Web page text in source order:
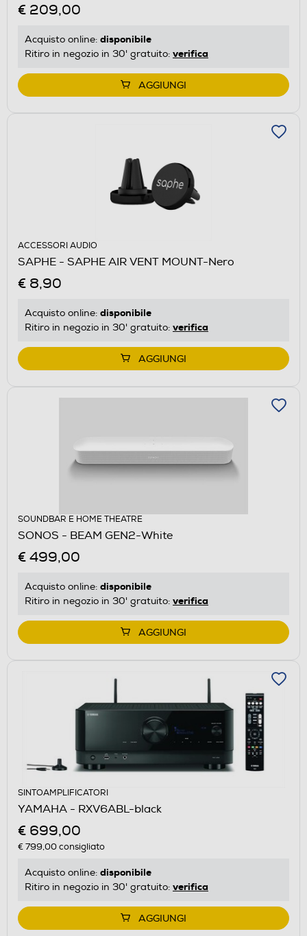
€ 209,00
Acquisto online: disponibile
Ritiro in negozio in 30' gratuito: verifica
AGGIUNGI
ACCESSORI AUDIO
SAPHE - SAPHE AIR VENT MOUNT-Nero
€ 8,90
Acquisto online: disponibile
Ritiro in negozio in 30' gratuito: verifica
AGGIUNGI
SOUNDBAR E HOME THEATRE
SONOS - BEAM GEN2-White
€ 499,00
Acquisto online: disponibile
Ritiro in negozio in 30' gratuito: verifica
AGGIUNGI
SINTOAMPLIFICATORI
YAMAHA - RXV6ABL-black
€ 699,00
€ 799,00consigliato
Acquisto online: disponibile
Ritiro in negozio in 30' gratuito: verifica
AGGIUNGI